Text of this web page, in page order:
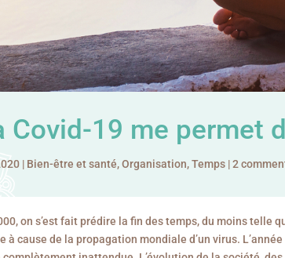
Covid-19 me permet
| Bien-être et santé,Organisation,Temps |2
on s’est fait prédire la fin des temps, du moins telle
à cause de la propagation mondiale d’un virus.